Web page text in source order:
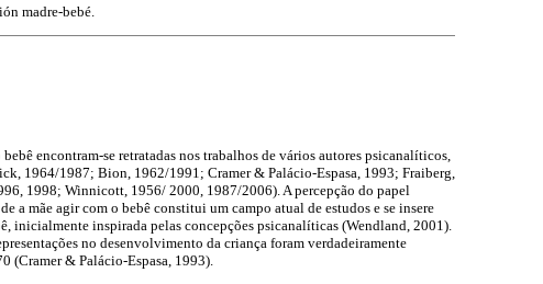
madre-bebé.
encontram-se retratadas nos trabalhos de vários autores psicanalíticos,
1964/1987; Bion, 1962/1991; Cramer & Palácio-Espasa, 1993; Fraiberg,
1998; Winnicott, 1956/ 2000, 1987/2006). A percepção do papel
a mãe agir com o bebê constitui um campo atual de estudos e se insere
inicialmente inspirada pelas concepções psicanalíticas (Wendland, 2001).
no desenvolvimento da criança foram verdadeiramente
(Cramer & Palácio-Espasa, 1993).